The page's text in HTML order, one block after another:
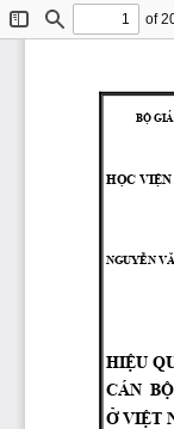
ToggleFind
of
BỘ
HỌC VIỆN
NGUYỄN
HIỆU
CÁN
Ở VIỆT